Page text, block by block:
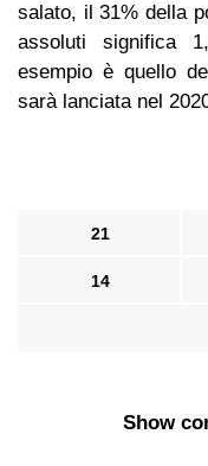
salato, il 31% della
assoluti significa
esempio è quello
sarà lanciata nel
21
14
Show